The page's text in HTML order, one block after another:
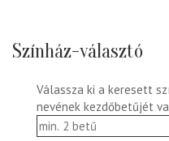
Színház-választó
Válassza ki a keresett
nevének kezdőbetűjét